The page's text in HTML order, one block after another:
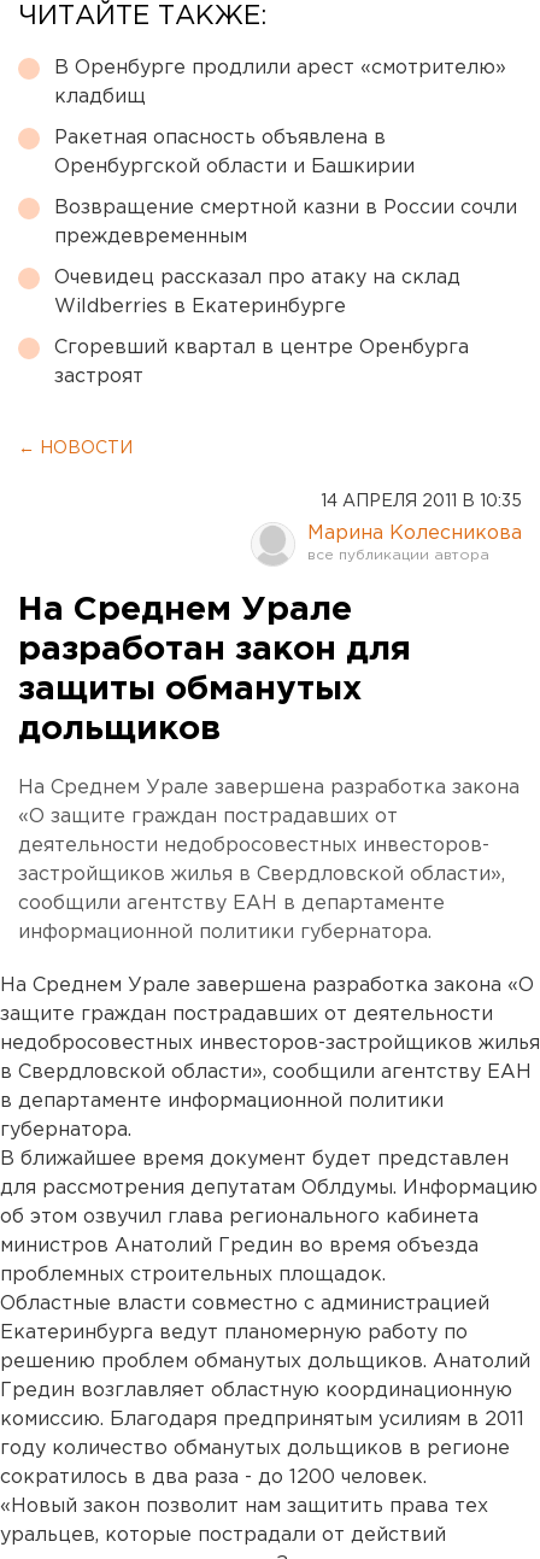
ЧИТАЙТЕ ТАКЖЕ:
В Оренбурге продлили арест «смотрителю»
кладбищ
Ракетная опасность объявлена в
Оренбургской области и Башкирии
Возвращение смертной казни в России сочли
преждевременным
Очевидец рассказал про атаку на склад
Wildberries в Екатеринбурге
Сгоревший квартал в центре Оренбурга
застроят
← НОВОСТИ
14 АПРЕЛЯ 2011 В 10:35
Марина Колесникова
На Среднем Урале
разработан закон для
защиты обманутых
дольщиков
На Среднем Урале завершена разработка закона
«О защите граждан пострадавших от
деятельности недобросовестных инвесторов-
застройщиков жилья в Свердловской области»,
сообщили агентству ЕАН в департаменте
информационной политики губернатора.
На Среднем Урале завершена разработка закона «О
защите граждан пострадавших от деятельности
недобросовестных инвесторов-застройщиков жилья
в Свердловской области», сообщили агентству ЕАН
в департаменте информационной политики
губернатора.
В ближайшее время документ будет представлен
для рассмотрения депутатам Облдумы. Информацию
об этом озвучил глава регионального кабинета
министров Анатолий Гредин во время объезда
проблемных строительных площадок.
Областные власти совместно с администрацией
Екатеринбурга ведут планомерную работу по
решению проблем обманутых дольщиков. Анатолий
Гредин возглавляет областную координационную
комиссию. Благодаря предпринятым усилиям в 2011
году количество обманутых дольщиков в регионе
сократилось в два раза - до 1200 человек.
«Новый закон позволит нам защитить права тех
уральцев, которые пострадали от действий